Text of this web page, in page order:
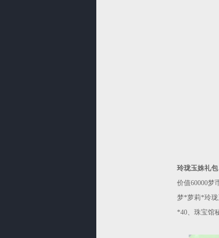
玲珑玉姝礼包
价值60000梦
梦*萝莉*玲珑
*40、珠宝馆